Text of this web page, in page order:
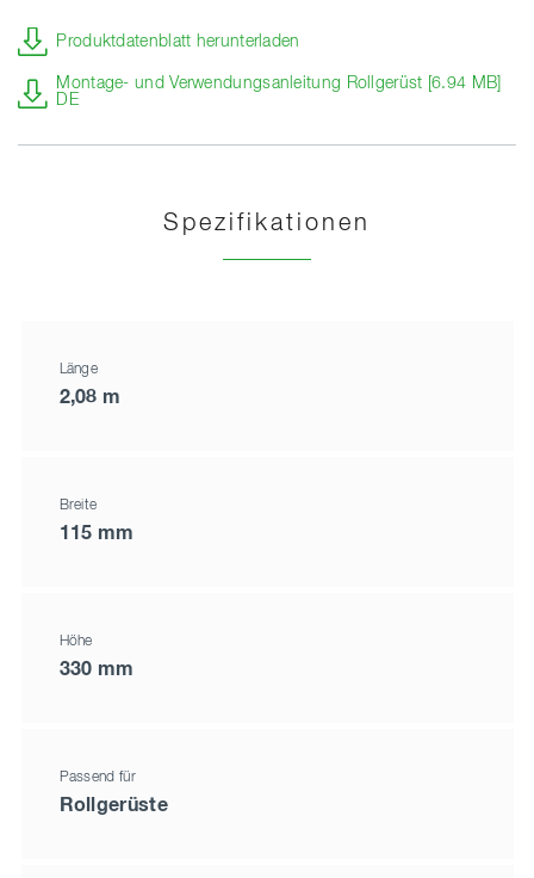
Produktdatenblatt herunterladen
Montage- und Verwendungsanleitung Rollgerüst [6.94 MB]
DE
Spezifikationen
Länge
2,08 m
Breite
115 mm
Höhe
330 mm
Passend für
Rollgerüste